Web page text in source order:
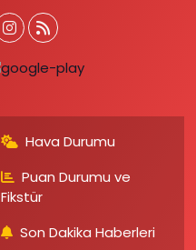
Hava Durumu
Puan Durumu ve
Fikstür
Son Dakika Haberleri